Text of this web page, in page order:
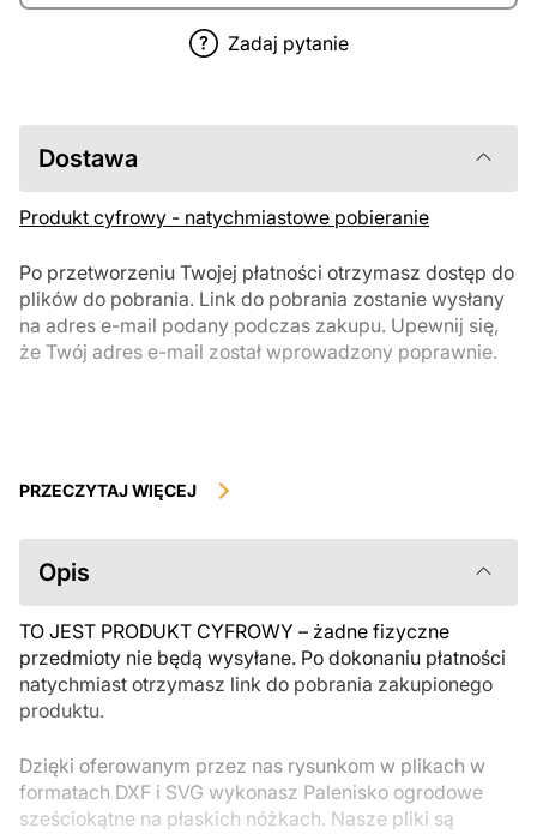
Zadaj pytanie
Dostawa
Produkt cyfrowy - natychmiastowe pobieranie
Po przetworzeniu Twojej płatności otrzymasz dostęp do
plików do pobrania. Link do pobrania zostanie wysłany
na adres e-mail podany podczas zakupu. Upewnij się,
że Twój adres e-mail został wprowadzony poprawnie.
podlegają zwrotowi ani wymianie po ich pobraniu. Zalecamy
przed zakupem. Jeśli masz jakiekolwiek problemy z zamówieniem,
skontaktuj się bezpośrednio ze sprzedawcą.
PRZECZYTAJ WIĘCEJ
Opis
TO JEST PRODUKT CYFROWY – żadne fizyczne
przedmioty nie będą wysyłane. Po dokonaniu płatności
natychmiast otrzymasz link do pobrania zakupionego
produktu.
Dzięki oferowanym przez nas rysunkom w plikach w
formatach DXF i SVG wykonasz Palenisko ogrodowe
sześciokątne na płaskich nóżkach. Nasze pliki są